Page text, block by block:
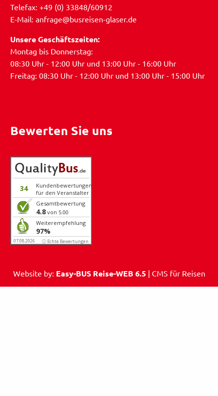
Telefax: +49 (0) 33848/60912
E-Mail: anfrage@busreisen-glaser.de
Unsere Geschäftszeiten:
Montag bis Donnerstag:
08:30 Uhr - 12:00 Uhr und 13:00 Uhr - 16:00 Uhr
Freitag: 08:30 Uhr - 12:00 Uhr und 13:00 Uhr - 15:00 Uhr
Bewerten Sie uns
34
Kundenbewertungen
für den Veranstalter
Gesamtbewertung
4.8 von 5.00
Weiterempfehlung
97%
07.08.2026 ⓘ Echte Bewertungen
Website by: Easy-BUS Reise-WEB 6.5| CMS für Reisen